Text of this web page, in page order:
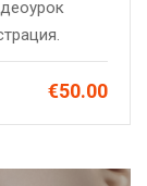
€50.00